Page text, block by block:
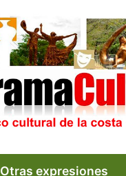
Otras expresiones